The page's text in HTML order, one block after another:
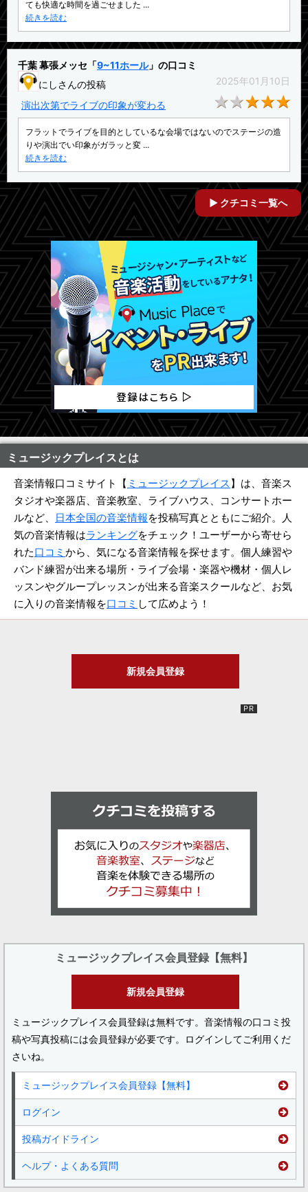
ても快適な時間を過ごせました ...
続きを読む
千葉 幕張メッセ「9~11ホール」の口コミ
にしさんの投稿
2025年01月10日
演出次第でライブの印象が変わる
フラットでライブを目的としているな会場ではないのでステージの造
りや演出でい印象がガラッと変 ...
続きを読む
クチコミ一覧へ
ミュージックプレイスとは
音楽情報口コミサイト【 ミュージックプレイス 】は、音楽ス
タジオや楽器店、音楽教室、ライブハウス、コンサートホー
ルなど、
日本全国の音楽情報を投稿写真とともにご紹介。人
気の音楽情報はランキングをチェック！ユーザーから寄せら
れた口コミ から、気になる音楽情報を探せます。個人練習や
バンド練習が出来る場所・ライブ会場・楽器や機材・個人レ
ッスンやグループレッスンが出来る音楽スクールなど、お気
に入りの音楽情報を口コミ して広めよう！
新規会員登録
ミュージックプレイス会員登録【無料】
新規会員登録
ミュージックプレイス会員登録は無料です。音楽情報の口コミ投
稿や写真投稿には会員登録が必要です。ログインしてご利用くだ
さいね。
ミュージックプレイス会員登録【無料】
ログイン
投稿ガイドライン
ヘルプ・よくある質問